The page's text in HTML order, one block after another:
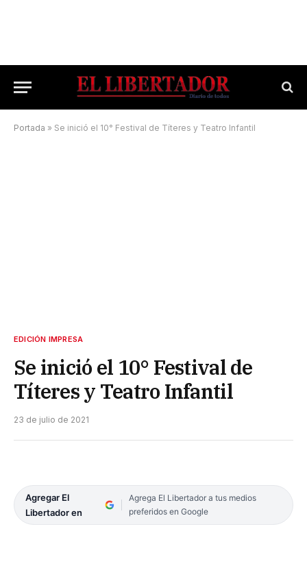
Portada » Se inició el 10° Festival de Títeres y Teatro Infantil
EDICIÓN IMPRESA
Se inició el 10° Festival de
Títeres y Teatro Infantil
23 de julio de 2021
Agregar El
Libertador en
Agrega El Libertador a tus medios
preferidos en Google